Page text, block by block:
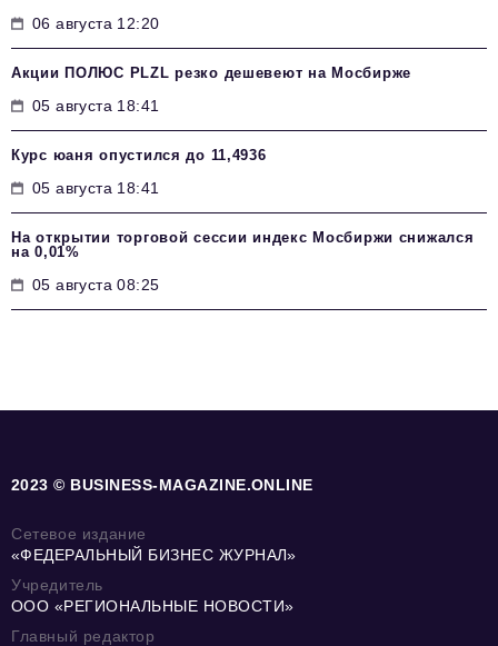
06 августа 12:20
Акции ПОЛЮС PLZL резко дешевеют на Мосбирже
05 августа 18:41
Курс юаня опустился до 11,4936
05 августа 18:41
На открытии торговой сессии индекс Мосбиржи снижался
на 0,01%
05 августа 08:25
2023 © BUSINESS-MAGAZINE.ONLINE
Сетевое издание
«ФЕДЕРАЛЬНЫЙ БИЗНЕС ЖУРНАЛ»
Учредитель
ООО «РЕГИОНАЛЬНЫЕ НОВОСТИ»
Главный редактор